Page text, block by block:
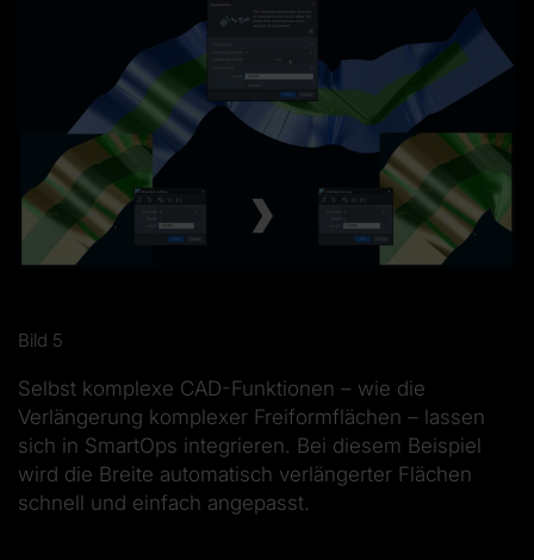
Bild 5
Selbst komplexe CAD-Funktionen – wie die
Verlängerung komplexer Freiformflächen – lassen
sich in SmartOps integrieren. Bei diesem Beispiel
wird die Breite automatisch verlängerter Flächen
schnell und einfach angepasst.